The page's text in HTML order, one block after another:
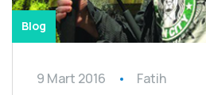
Blog
9 Mart 2016 Fatih